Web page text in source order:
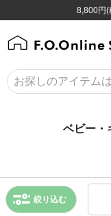
8,800円(
ほぼ全品
8,800円(
ほぼ全品
ベビー・
絞り込む